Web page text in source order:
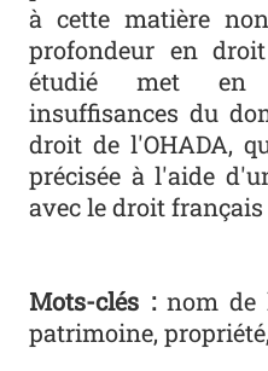
à cette matière
profondeur en droit
étudié met en
insuffisances du
droit de l'OHADA,
précisée à l'aide
avec le droit français
Mots-clés :nom de
patrimoine,